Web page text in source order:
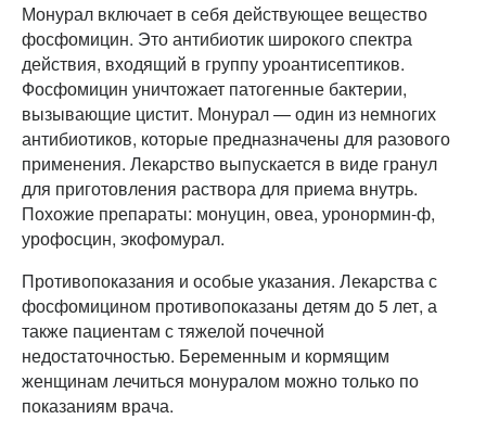
Монурал включает в себя действующее вещество
фосфомицин. Это антибиотик широкого спектра
действия, входящий в группу уроантисептиков.
Фосфомицин уничтожает патогенные бактерии,
вызывающие цистит. Монурал — один из немногих
антибиотиков, которые предназначены для разового
применения. Лекарство выпускается в виде гранул
для приготовления раствора для приема внутрь.
Похожие препараты: монуцин, овеа, уронормин-ф,
урофосцин, экофомурал.
Противопоказания и особые указания. Лекарства с
фосфомицином противопоказаны детям до 5 лет, а
также пациентам с тяжелой почечной
недостаточностью. Беременным и кормящим
женщинам лечиться монуралом можно только по
показаниям врача.